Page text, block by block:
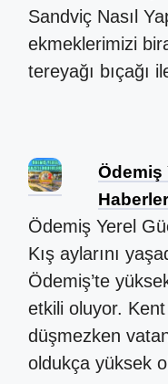
Sandviç Nasıl
ekmeklerimizi
tereyağı bıçağı
Ödemiş
Ödemiş Yerel
Kış aylarını
Ödemiş’te
etkili oluyor.
düşmezken
oldukça yüksek